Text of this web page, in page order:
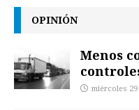
OPINIÓN
Menos
miércoles